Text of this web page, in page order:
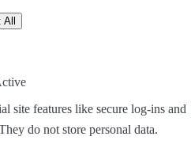
site features like secure log-ins and
do not store personal data.